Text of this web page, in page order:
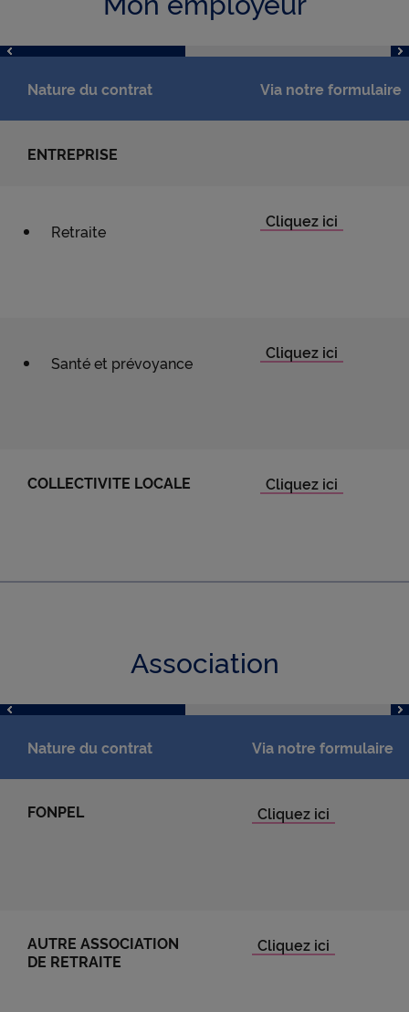
Nature du contrat Via notre formulaire
ENTREPRISE
Retraite
Santé et prévoyance
COLLECTIVITE LOCALE
Association
Nature du contrat Via notre formulaire
FONPEL
AUTRE ASSOCIATION
DE RETRAITE